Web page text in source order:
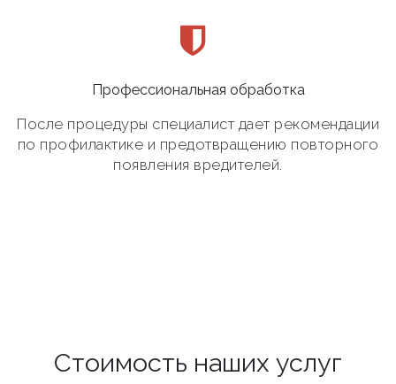
Профессиональная обработка
После процедуры специалист дает рекомендации
по профилактике и предотвращению повторного
появления вредителей.
Стоимость наших услуг